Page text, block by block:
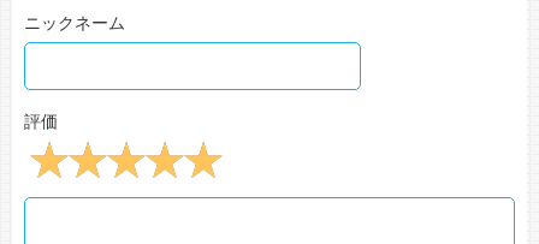
ニックネーム
評価